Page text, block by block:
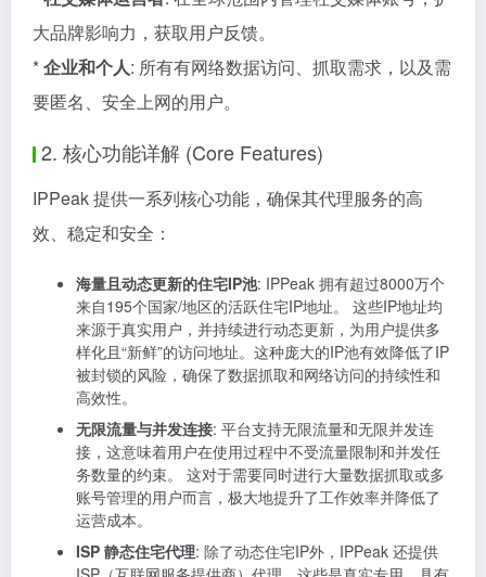
大品牌影响力，获取用户反馈。
*企业和个人: 所有有网络数据访问、抓取需求，以及需
要匿名、安全上网的用户。
2. 核心功能详解 (Core Features)
IPPeak 提供一系列核心功能，确保其代理服务的高
效、稳定和安全：
海量且动态更新的住宅IP池: IPPeak 拥有超过8000万个
来自195个国家/地区的活跃住宅IP地址。 这些IP地址均
来源于真实用户，并持续进行动态更新，为用户提供多
样化且“新鲜”的访问地址。这种庞大的IP池有效降低了IP
被封锁的风险，确保了数据抓取和网络访问的持续性和
高效性。
无限流量与并发连接: 平台支持无限流量和无限并发连
接，这意味着用户在使用过程中不受流量限制和并发任
务数量的约束。 这对于需要同时进行大量数据抓取或多
账号管理的用户而言，极大地提升了工作效率并降低了
运营成本。
ISP 静态住宅代理: 除了动态住宅IP外，IPPeak 还提供